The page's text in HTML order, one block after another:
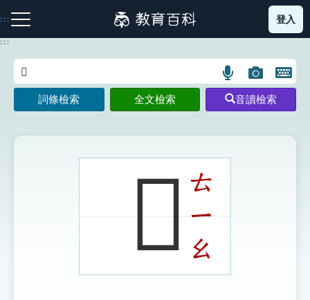
到
主
:::
注音索引圖示 筆畫索引圖示 部首索引表圖示
登入
:::
語
言
搜
示
圖
片
搜
開
鍵
圖
詞條檢索 全文檢索 音讀檢索
𦖅ㄊ
ㄧ
ㄠ